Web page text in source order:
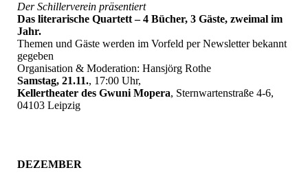
Der Schillerverein präsentiert
Das literarische Quartett – 4 Bücher, 3 Gäste, zweimal im
Jahr.
Themen und Gäste werden im Vorfeld per Newsletter bekannt
gegeben
Organisation & Moderation: Hansjörg Rothe
Samstag, 21.11., 17:00 Uhr,
Kellertheater des Gwuni Mopera, Sternwartenstraße 4-6,
04103 Leipzig
DEZEMBER